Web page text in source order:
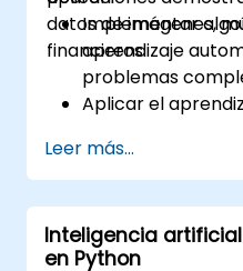
datos de imágenes,
financieros.
Implementar
aprendizaje
problemas
Aplicar el
aplicaciones que
imágenes,
Aprovechar al
algoritmos en
Utilizar
Leer más...
Inteligencia
en Python